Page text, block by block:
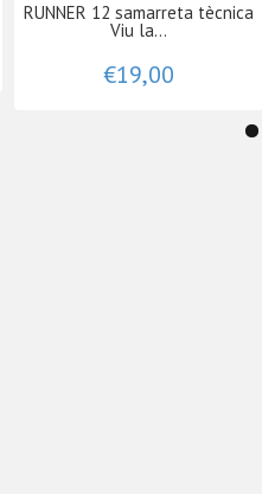
RUNNER 12 samarreta tècnica
Viu la...
€19,00